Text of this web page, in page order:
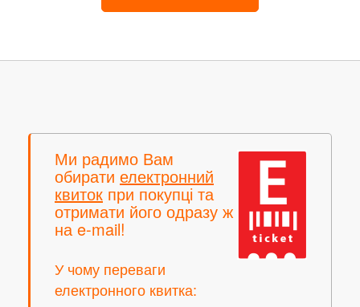
Ми радимо Вам
обирати електронний
квиток при покупці та
отримати його одразу ж
на e-mail!
У чому переваги
електронного квитка: